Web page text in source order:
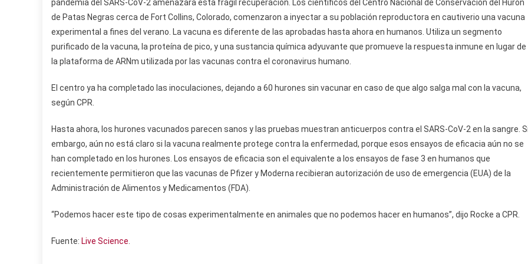
pandemia del SARS-CoV-2 amenazara esta frágil recuperación. Los científicos del Centro Nacional de Conservación del Hurón
de Patas Negras cerca de Fort Collins, Colorado, comenzaron a inyectar a su población reproductora en cautiverio una vacuna
experimental a fines del verano. La vacuna es diferente de las aprobadas hasta ahora en humanos. Utiliza un segmento
purificado de la vacuna, la proteína de pico, y una sustancia química adyuvante que promueve la respuesta inmune en lugar de
la plataforma de ARNm utilizada por las vacunas contra el coronavirus humano.
El centro ya ha completado las inoculaciones, dejando a 60 hurones sin vacunar en caso de que algo salga mal con la vacuna,
según CPR.
Hasta ahora, los hurones vacunados parecen sanos y las pruebas muestran anticuerpos contra el SARS-CoV-2 en la sangre.
embargo, aún no está claro si la vacuna realmente protege contra la enfermedad, porque esos ensayos de eficacia aún no se
han completado en los hurones. Los ensayos de eficacia son el equivalente a los ensayos de fase 3 en humanos que
recientemente permitieron que las vacunas de Pfizer y Moderna recibieran autorización de uso de emergencia (EUA) de la
Administración de Alimentos y Medicamentos (FDA).
“Podemos hacer este tipo de cosas experimentalmente en animales que no podemos hacer en humanos”, dijo Rocke a CPR.
Fuente: Live Science